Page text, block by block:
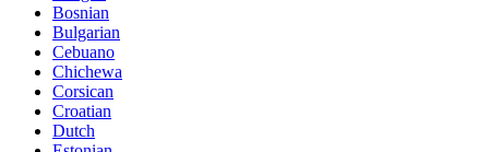
Bosnian
Bulgarian
Cebuano
Chichewa
Corsican
Croatian
Dutch